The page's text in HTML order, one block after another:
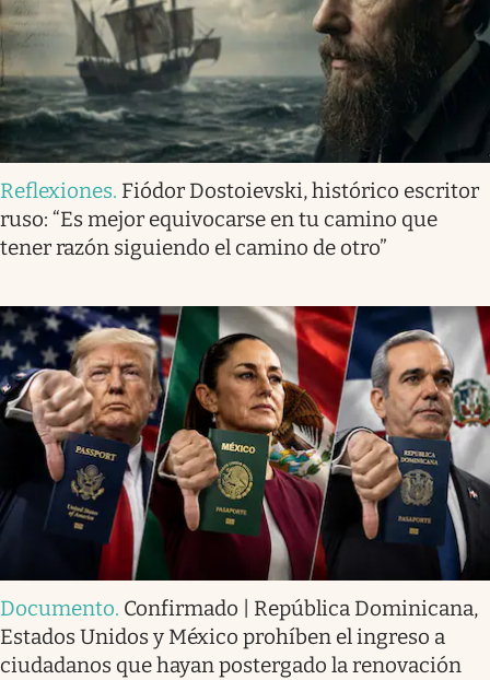
Reflexiones. Fiódor Dostoievski, histórico escritor
ruso: “Es mejor equivocarse en tu camino que
tener razón siguiendo el camino de otro”
Documento. Confirmado | República Dominicana,
Estados Unidos y México prohíben el ingreso a
ciudadanos que hayan postergado la renovación